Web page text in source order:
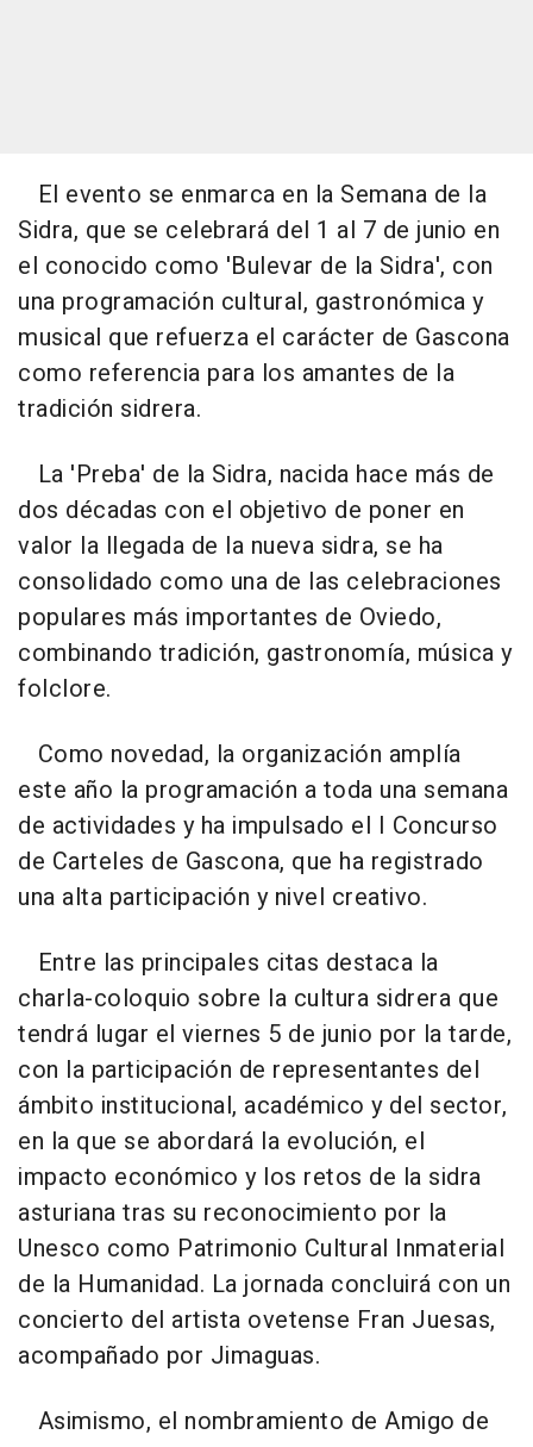
El evento se enmarca en la Semana de la
Sidra, que se celebrará del 1 al 7 de junio en
el conocido como 'Bulevar de la Sidra', con
una programación cultural, gastronómica y
musical que refuerza el carácter de Gascona
como referencia para los amantes de la
tradición sidrera.
La 'Preba' de la Sidra, nacida hace más de
dos décadas con el objetivo de poner en
valor la llegada de la nueva sidra, se ha
consolidado como una de las celebraciones
populares más importantes de Oviedo,
combinando tradición, gastronomía, música y
folclore.
Como novedad, la organización amplía
este año la programación a toda una semana
de actividades y ha impulsado el I Concurso
de Carteles de Gascona, que ha registrado
una alta participación y nivel creativo.
Entre las principales citas destaca la
charla-coloquio sobre la cultura sidrera que
tendrá lugar el viernes 5 de junio por la tarde,
con la participación de representantes del
ámbito institucional, académico y del sector,
en la que se abordará la evolución, el
impacto económico y los retos de la sidra
asturiana tras su reconocimiento por la
Unesco como Patrimonio Cultural Inmaterial
de la Humanidad. La jornada concluirá con un
concierto del artista ovetense Fran Juesas,
acompañado por Jimaguas.
Asimismo, el nombramiento de Amigo de